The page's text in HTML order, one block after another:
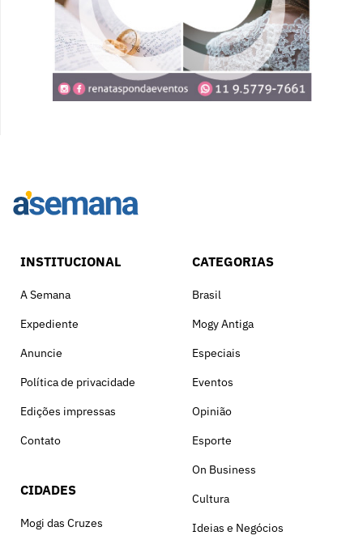
INSTITUCIONAL
A Semana
Expediente
Anuncie
Política de privacidade
Edições impressas
Contato
CIDADES
Mogi das Cruzes
CATEGORIAS
Brasil
Mogy Antiga
Especiais
Eventos
Opinião
Esporte
On Business
Cultura
Ideias e Negócios